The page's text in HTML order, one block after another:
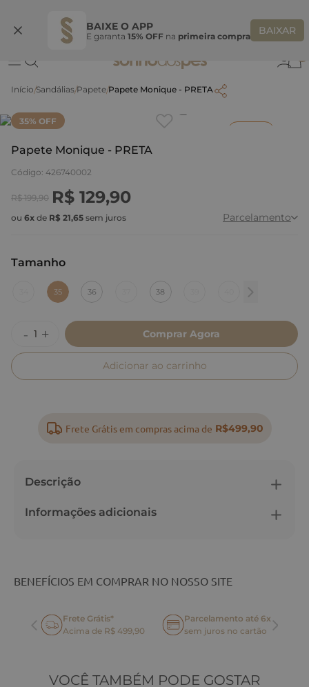
BAIXE O APP
E garanta 15% OFF na primeira compra BAIXAR
Ganhe 10% OFF na coleção utilizando o código do seu vendedor*
Sandálias Papete Papete Monique - PRETA
35% OFF
Papete Monique - PRETA
Código: 426740002
R$ 199,90 R$ 129,90
ou 6x de R$ 21,65 sem juros Parcelamento
Tamanho
35 36 38
Comprar Agora
Adicionar ao carrinho
Frete Grátis em compras acima de R$499,90
Descrição
Informações adicionais
BENEFÍCIOS EM COMPRAR NO NOSSO SITE
Frete Grátis*
Acima de R$ 499,90
Parcelamento até 6x
sem juros no cartão
VOCÊ TAMBÉM PODE GOSTAR